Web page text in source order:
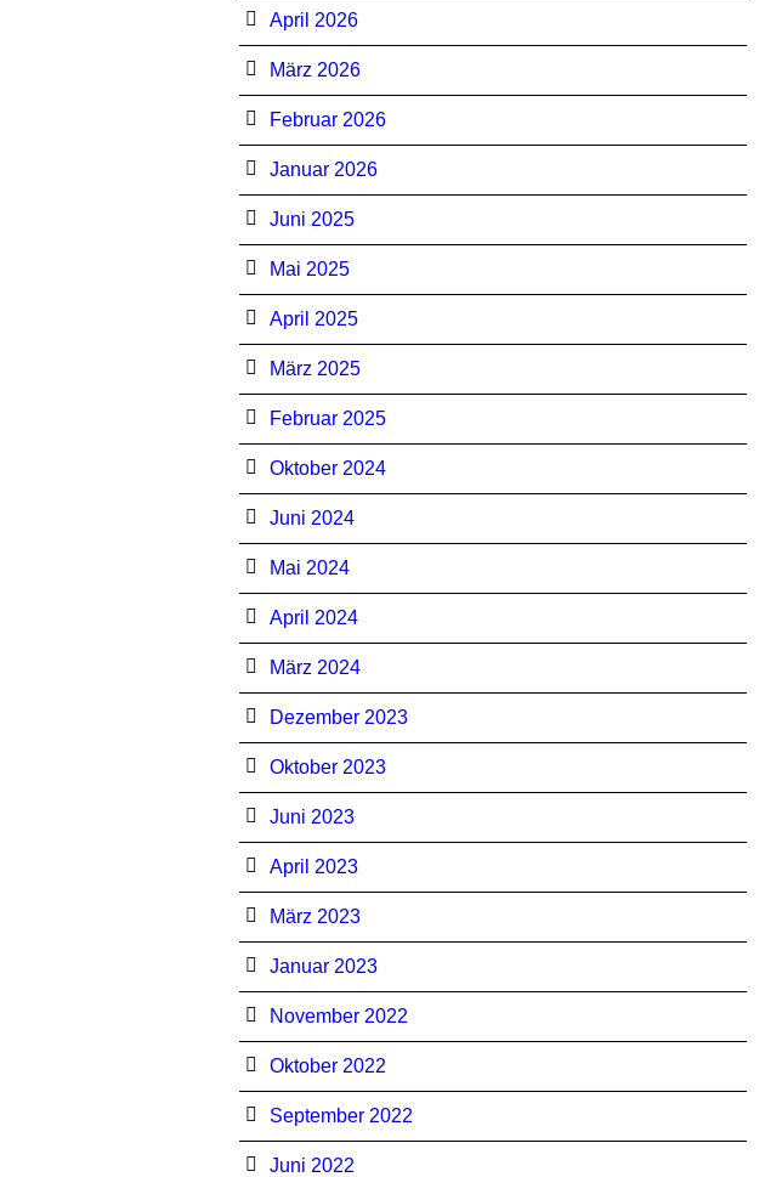
April 2026
März 2026
Februar 2026
Januar 2026
Juni 2025
Mai 2025
April 2025
März 2025
Februar 2025
Oktober 2024
Juni 2024
Mai 2024
April 2024
März 2024
Dezember 2023
Oktober 2023
Juni 2023
April 2023
März 2023
Januar 2023
November 2022
Oktober 2022
September 2022
Juni 2022